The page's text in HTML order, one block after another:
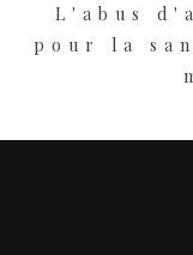
L'abus
pour la